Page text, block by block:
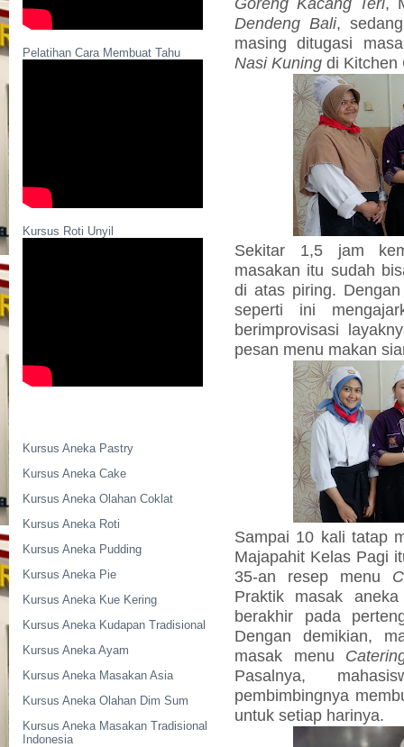
Pelatihan Cara Membuat Tahu
Kursus Roti Unyil
Kursus Aneka Pastry
Kursus Aneka Cake
Kursus Aneka Olahan Coklat
Kursus Aneka Roti
Kursus Aneka Pudding
Kursus Aneka Pie
Kursus Aneka Kue Kering
Kursus Aneka Kudapan Tradisional
Kursus Aneka Ayam
Kursus Aneka Masakan Asia
Kursus Aneka Olahan Dim Sum
Kursus Aneka Masakan Tradisional
Indonesia
Dendeng Bali,
masing ditugasi
Nasi Kuning di Kitchen
Sekitar 1,5 jam
masakan itu sudah
di atas piring.
seperti ini
berimprovisasi
pesan menu makan
Sampai 10 kali tatap
Majapahit Kelas Pagi
35-an resep menu
Praktik masak
berakhir pada
Dengan demikian,
masak menu
Pasalnya,
pembimbingnya
untuk setiap harinya.